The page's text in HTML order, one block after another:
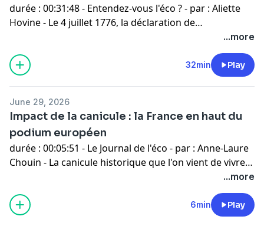
durée : 00:31:48 - Entendez-vous l'éco ? - par : Aliette
Hovine - Le 4 juillet 1776, la déclaration de
l'indépendance des Etats-Unis est aussi celle de la
mercantilisme imposé par la métropole. Des principes
économiques et politiques fondateurs, qui résonnent
d’histoire en classe préparatoire et membre du CENA
(Centre d’Etudes Nord-Américaines) à l’EHESS, en
préparation d’une thèse intitulée “Lehman Brothers et
les mondes financiers new-yorkais. Une histoire
sociale des élites bancaires (1918-2008)”
...more
32min Play
June 29, 2026
Impact de la canicule : la France en haut du
podium européen
durée : 00:05:51 - Le Journal de l'éco - par : Anne-Laure
Chouin - La canicule historique que l'on vient de vivre
conséquences économiques de ces épisodes de très
fortes chaleurs sont de plus en plus documentées, et
loin d'être négligeables.
...more
6min Play